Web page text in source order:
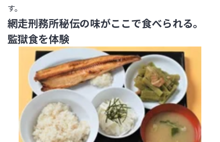
す。
網走刑務所秘伝の味がここで食べられる。
監獄食を体験